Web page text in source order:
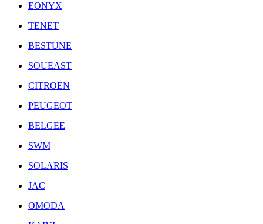
EONYX
TENET
BESTUNE
SOUEAST
CITROEN
PEUGEOT
BELGEE
SWM
SOLARIS
JAC
OMODA